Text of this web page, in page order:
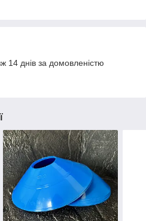
14 днів за домовленістю